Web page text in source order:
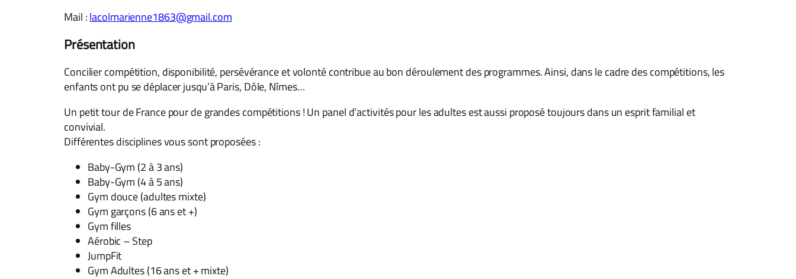
Mail :lacolmarienne1863@gmail.com
Présentation
Concilier compétition, disponibilité, persévérance et volonté contribue au bon déroulement des programmes. Ainsi, dans le cadre des compétitions, les
enfants ont pu se déplacer jusqu’à Paris, Dôle, Nîmes…
Un petit tour de France pour de grandes compétitions ! Un panel d’activités pour les adultes est aussi proposé toujours dans un esprit familial et
convivial.
Différentes disciplines vous sont proposées :
Baby-Gym (2 à 3 ans)
Baby-Gym (4 à 5 ans)
Gym douce (adultes mixte)
Gym garçons (6 ans et +)
Gym filles
Aérobic – Step
JumpFit
Gym Adultes (16 ans et + mixte)